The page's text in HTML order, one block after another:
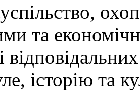
та
історію та